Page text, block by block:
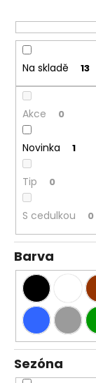
o
d
u
k
ů
Na skladě 13
Akce 0
Novinka 1
Tip 0
S cedulkou 0
Barva
Sezóna